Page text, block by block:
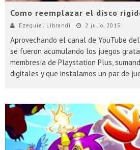
Como reemplazar el disco
Ezequiel Librandi 2 julio, 2015
Aprovechando el canal de YouTube
se fueron acumulando los juegos
membresía de Playstation Plus,
digitales y que instalamos un par de